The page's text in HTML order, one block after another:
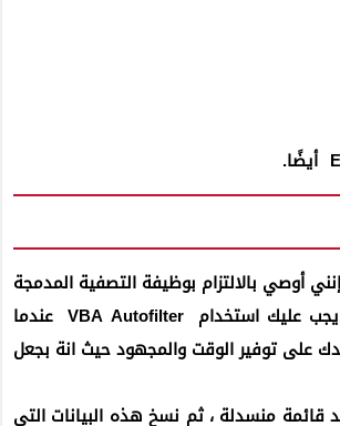
أيضًا.
أوصي بالالتزام بوظيفة التصفية المدمجة
عليك استخدام VBA Autofilter عندما
على توفير الوقت والمجهود حيث انة بجعل
قائمة منسدلة ، ثم نسخ هذه البيانات التي